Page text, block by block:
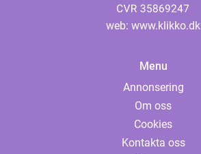
web: www.klikko.dk
Menu
Annonsering
Om oss
Cookies
Kontakta oss